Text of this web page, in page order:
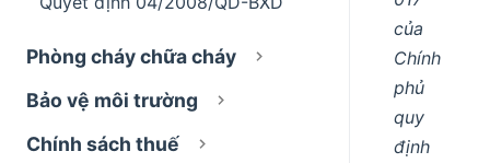
Phòng cháy chữa cháy
Bảo vệ môi trường
Chính sách thuế
của
Chính
phủ
quy
định